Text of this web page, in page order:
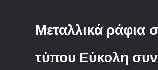
Μεταλλικά ράφια
τύπου Εύκολη